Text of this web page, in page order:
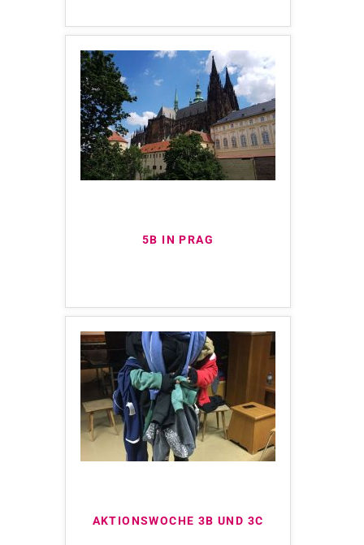
5B IN PRAG
AKTIONSWOCHE 3B UND 3C